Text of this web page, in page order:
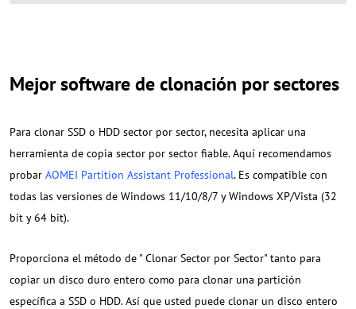
Mejor software de clonación por sectores
Para clonar SSD o HDD sector por sector, necesita aplicar una
herramienta de copia sector por sector fiable. Aquí recomendamos
probar AOMEI Partition Assistant Professional. Es compatible con
todas las versiones de Windows 11/10/8/7 y Windows XP/Vista (32
bit y 64 bit).
Proporciona el método de " Clonar Sector por Sector" tanto para
copiar un disco duro entero como para clonar una partición
específica a SSD o HDD. Así que usted puede clonar un disco entero